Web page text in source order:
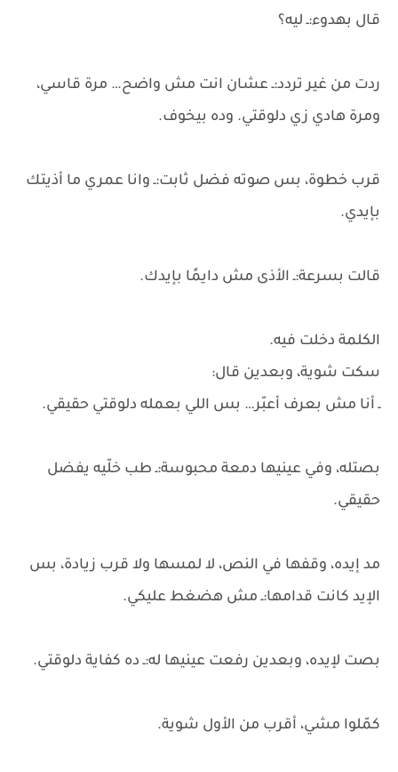
قال بهدوء:ـ ليه؟
ردت من غير تردد:ـ عشان انت مش واضح… مرة قاسي،
ومرة هادي زي دلوقتي. وده بيخوف.
قرب خطوة، بس صوته فضل ثابت:ـ وانا عمري ما أذيتك
بإيدي.
قالت بسرعة:ـ الأذى مش دايمًا بإيدك.
الكلمة دخلت فيه.
سكت شوية، وبعدين قال:
ـ أنا مش بعرف أعبّر… بس اللي بعمله دلوقتي حقيقي.
بصتله، وفي عينيها دمعة محبوسة:ـ طب خلّيه يفضل
حقيقي.
مد إيده، وقفها في النص، لا لمسها ولا قرب زيادة، بس
الإيد كانت قدامها:ـ مش هضغط عليكي.
بصت لإيده، وبعدين رفعت عينيها له:ـ ده كفاية دلوقتي.
كمّلوا مشي، أقرب من الأول شوية.